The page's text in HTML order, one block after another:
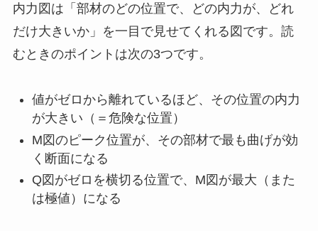
内力図は「部材のどの位置で、どの内力が、どれ
だけ大きいか」を一目で見せてくれる図です。読
むときのポイントは次の3つです。
値がゼロから離れているほど、その位置の内力
が大きい（＝危険な位置）
M図のピーク位置が、その部材で最も曲げが効
く断面になる
Q図がゼロを横切る位置で、M図が最大（また
は極値）になる